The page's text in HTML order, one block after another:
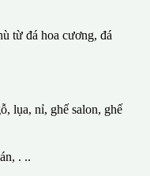
từ đá hoa cương, đá
lụa, nỉ, ghế salon, ghế
. ..